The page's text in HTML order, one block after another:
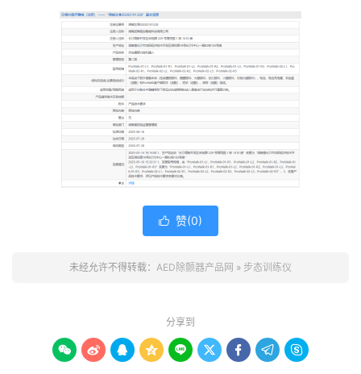
 赞(0)
未经允许不得转载： AED除颤器产品网 » 步态训练仪
分享到
        